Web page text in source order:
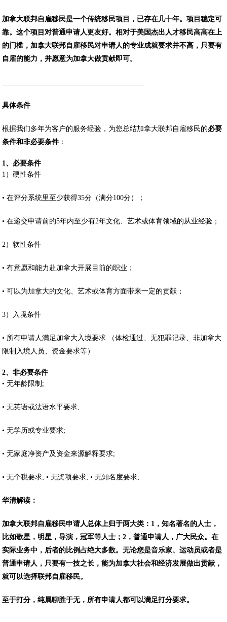
加拿大联邦自雇移民是一个传统移民项目，已存在几十年。项目稳定可
靠。这个项目对普通申请人更友好。相对于美国杰出人才移民高高在上
的门槛，加拿大联邦自雇移民对申请人的专业成就要求并不高，只要有
自雇的能力，并愿意为加拿大做贡献即可。
具体条件
根据我们多年为客户的服务经验，为您总结加拿大联邦自雇移民的必要
条件和非必要条件：
1、必要条件
1）硬性条件
• 在评分系统里至少获得35分（满分100分）；
• 在递交申请前的5年内至少有2年文化、艺术或体育领域的从业经验；
2）软性条件
• 有意愿和能力赴加拿大开展目前的职业；
• 可以为加拿大的文化、艺术或体育方面带来一定的贡献；
3）入境条件
• 所有申请人满足加拿大入境要求 （体检通过、无犯罪记录、非加拿大
限制入境人员、资金要求等）
2、非必要条件
• 无年龄限制;
• 无英语或法语水平要求;
• 无学历或专业要求;
• 无家庭净资产及资金来源解释要求;
• 无个税要求; • 无奖项要求; • 无知名度要求;
华清解读：
加拿大联邦自雇移民申请人总体上归于两大类：1，知名著名的人士，
比如歌星，明星，导演，冠军等人士；2，普通申请人，广大民众。在
实际业务中，后者的比例占绝大多数。无论您是音乐家、运动员或者是
普通申请人，只要有一技之长，能为加拿大社会和经济发展做出贡献，
就可以选择联邦自雇移民。
至于打分，纯属聊胜于无，所有申请人都可以满足打分要求。